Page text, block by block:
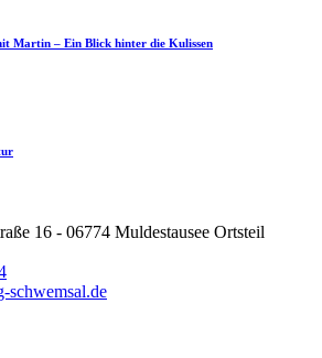
Martin – Ein Blick hinter die Kulissen
16 - 06774 Muldestausee Ortsteil
schwemsal.de